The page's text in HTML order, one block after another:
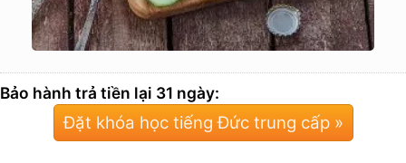
Bảo hành trả tiền lại 31 ngày:
Đặt khóa học tiếng Đức trung cấp »